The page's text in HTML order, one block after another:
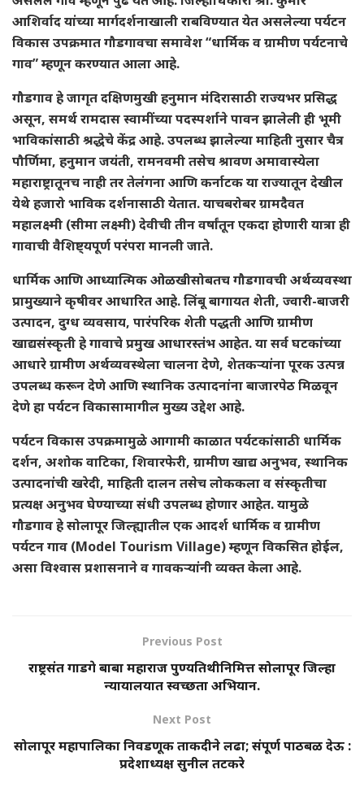
आशिर्वाद यांच्या मार्गदर्शनाखाली राबविण्यात येत असलेल्या पर्यटन
विकास उपक्रमात गौडगावचा समावेश “धार्मिक व ग्रामीण पर्यटनाचे
गाव” म्हणून करण्यात आला आहे.
गौडगाव हे जागृत दक्षिणमुखी हनुमान मंदिरासाठी राज्यभर प्रसिद्ध
असून, समर्थ रामदास स्वामींच्या पदस्पर्शाने पावन झालेली ही भूमी
भाविकांसाठी श्रद्धेचे केंद्र आहे. उपलब्ध झालेल्या माहिती नुसार चैत्र
पौर्णिमा, हनुमान जयंती, रामनवमी तसेच श्रावण अमावास्येला
महाराष्ट्रातूनच नाही तर तेलंगना आणि कर्नाटक या राज्यातून देखील
येथे हजारो भाविक दर्शनासाठी येतात. याचबरोबर ग्रामदैवत
महालक्ष्मी (सीमा लक्ष्मी) देवीची तीन वर्षांतून एकदा होणारी यात्रा ही
गावाची वैशिष्ट्यपूर्ण परंपरा मानली जाते.
धार्मिक आणि आध्यात्मिक ओळखीसोबतच गौडगावची अर्थव्यवस्था
प्रामुख्याने कृषीवर आधारित आहे. लिंबू बागायत शेती, ज्वारी-बाजरी
उत्पादन, दुग्ध व्यवसाय, पारंपरिक शेती पद्धती आणि ग्रामीण
खाद्यसंस्कृती हे गावाचे प्रमुख आधारस्तंभ आहेत. या सर्व घटकांच्या
आधारे ग्रामीण अर्थव्यवस्थेला चालना देणे, शेतकऱ्यांना पूरक उत्पन्न
उपलब्ध करून देणे आणि स्थानिक उत्पादनांना बाजारपेठ मिळवून
देणे हा पर्यटन विकासामागील मुख्य उद्देश आहे.
पर्यटन विकास उपक्रमामुळे आगामी काळात पर्यटकांसाठी धार्मिक
दर्शन, अशोक वाटिका, शिवारफेरी, ग्रामीण खाद्य अनुभव, स्थानिक
उत्पादनांची खरेदी, माहिती दालन तसेच लोककला व संस्कृतीचा
प्रत्यक्ष अनुभव घेण्याच्या संधी उपलब्ध होणार आहेत. यामुळे
गौडगाव हे सोलापूर जिल्ह्यातील एक आदर्श धार्मिक व ग्रामीण
पर्यटन गाव (Model Tourism Village) म्हणून विकसित होईल,
असा विश्वास प्रशासनाने व गावकऱ्यांनी व्यक्त केला आहे.
Previous Post
राष्ट्रसंत गाडगे बाबा महाराज पुण्यतिथीनिमित्त सोलापूर जिल्हा
न्यायालयात स्वच्छता अभियान.
Next Post
सोलापूर महापालिका निवडणूक ताकदीने लढा; संपूर्ण पाठबळ देऊ :
प्रदेशाध्यक्ष सुनील तटकरे